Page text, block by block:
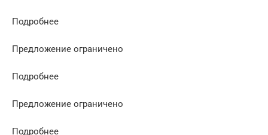
Подробнее
Предложение ограничено
Подробнее
Предложение ограничено
Подробнее